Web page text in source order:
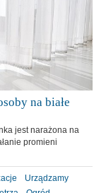
na białe
jest narażona na
promieni
Urządzamy